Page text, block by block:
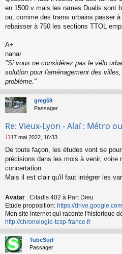
en 1500 v mais les rames Dualis sont
ou, comme des trams urbains passer
rebaisser à 750 les sections TTOL
A+
nanar
"Si vous ne considérez pas le vélo
solution pour l'aménagement des
problème."
greg59
Passager
Re: Vieux-Lyon - Alaï : Métro
e
s
s
g
n
o
n
l
u
17 mai 2022, 16:33
De toute façon, les études vont se
précisions dans les mois à venir, voire
concertation
Mais il est clair qu'il faut intégrer les
Avatar : Citadis 402 à Part Dieu
Etude proposition: https://
Mon site internet qui raconte l'historique
http://chronologie-tcsp-france.fr
TubeSurf
Passager